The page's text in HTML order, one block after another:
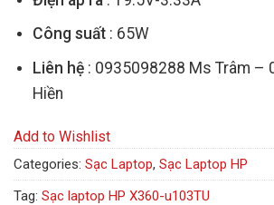
Công suất: 65W
Liên hệ: 0935098288 Ms Trâm –
Hiền
Add to Wishlist
Categories: Sạc Laptop, Sạc Laptop HP
Tag: Sạc laptop HP X360-u103TU